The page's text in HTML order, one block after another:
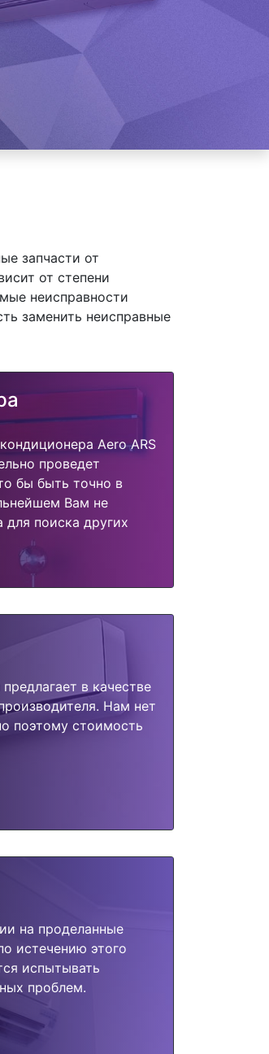
запчасти от
от степени
неисправности
заменить неисправные
Aero ARS
проведет
бы быть точно в
Вам не
поиска других
в качестве
Нам нет
поэтому стоимость
на проделанные
истечению этого
испытывать
проблем.